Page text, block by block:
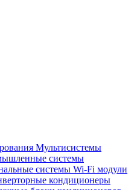
Мультисистемы
системы
системы Wi-Fi модули
кондиционеры